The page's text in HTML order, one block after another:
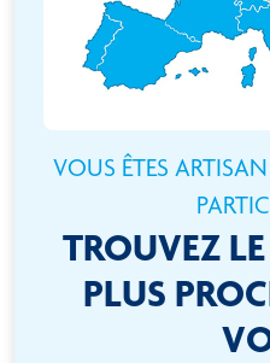
VOUS ÊTES
TROUVEZ
PLUS